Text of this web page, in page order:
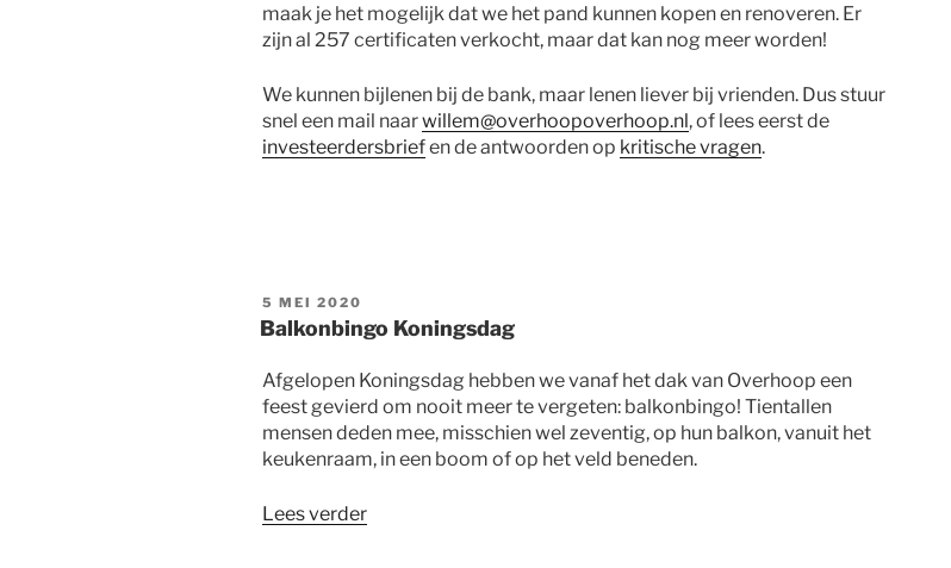
maak je het mogelijk dat we het pand kunnen kopen en renoveren. Er
zijn al 257 certificaten verkocht, maar dat kan nog meer worden!
We kunnen bijlenen bij de bank, maar lenen liever bij vrienden. Dus stuur
snel een mail naarwillem@overhoopoverhoop.nl, of lees eerst de
investeerdersbriefen de antwoorden op kritische vragen.
GEPLAATST
OP
5 MEI 2020
Balkonbingo Koningsdag
Afgelopen Koningsdag hebben we vanaf het dak van Overhoop een
feest gevierd om nooit meer te vergeten: balkonbingo! Tientallen
mensen deden mee, misschien wel zeventig, op hun balkon, vanuit het
keukenraam, in een boom of op het veld beneden.
Lees verder“Balkonbingo